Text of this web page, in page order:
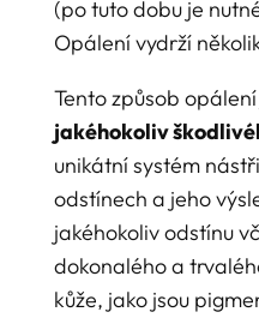
(po tuto dobu je
Opálení vydrží
Tento způsob
jakéhokoliv
unikátní systém
odstínech a jeho
jakéhokoliv odstínu
dokonalého a
kůže, jako jsou